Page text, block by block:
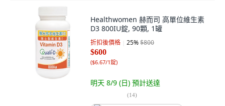
Healthwomen 赫而司 高單位維生素
D3 800IU錠, 90顆, 1罐
折扣後價格 25%$800
$600
($6.67/1錠)
明天 8/9 (日) 預計送達
(14)